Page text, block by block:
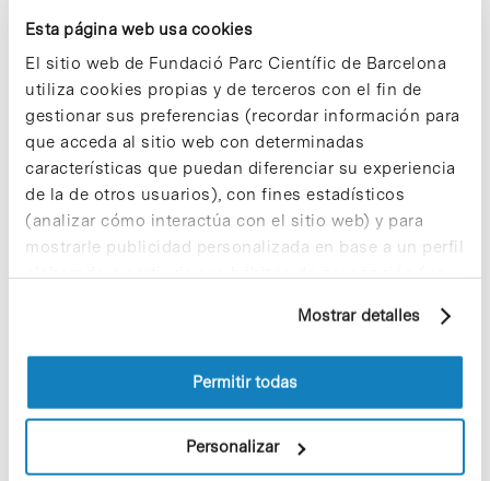
Esta página web usa cookies
El sitio web de Fundació Parc Científic de Barcelona
utiliza cookies propias y de terceros con el fin de
gestionar sus preferencias (recordar información para
que acceda al sitio web con determinadas
características que puedan diferenciar su experiencia
de la de otros usuarios), con fines estadísticos
(analizar cómo interactúa con el sitio web) y para
mostrarle publicidad personalizada en base a un perfil
elaborado a partir de sus hábitos de navegación (por
información sobre las cookies puede consultar
la Política de cookies del sitio web.
Mostrar detalles
Permitir todas
Personalizar
> TRABAJO DECENTE Y CRECIMIENTO ECONÓMICO
Notas más vistas
crecer la Sostenibilidad en el PCB!
¡Ayúdanos a hacer crecer «Notas de
Sostenibilidad»! ¿Quieres participar